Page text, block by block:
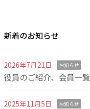
新着のお知らせ
2026年7月21日 お知らせ
役員のご紹介、会員一
2025年11月5日 お知らせ